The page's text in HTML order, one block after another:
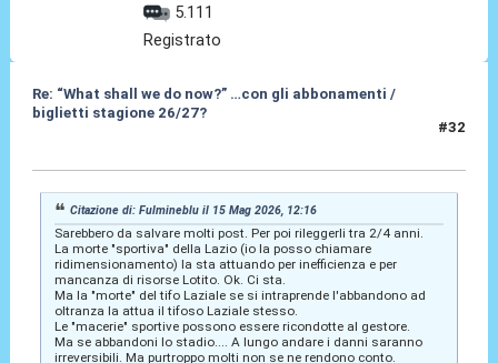
5.111
Registrato
Re: “What shall we do now?” …con gli abbonamenti /
biglietti stagione 26/27?
#32
Citazione di: Fulmineblu il 15 Mag 2026, 12:16
Sarebbero da salvare molti post. Per poi rileggerli tra 2/4 anni.
La morte "sportiva" della Lazio (io la posso chiamare
ridimensionamento) la sta attuando per inefficienza e per
mancanza di risorse Lotito. Ok. Ci sta.
Ma la "morte" del tifo Laziale se si intraprende l'abbandono ad
oltranza la attua il tifoso Laziale stesso.
Le "macerie" sportive possono essere ricondotte al gestore.
Ma se abbandoni lo stadio.... A lungo andare i danni saranno
irreversibili. Ma purtroppo molti non se ne rendono conto.